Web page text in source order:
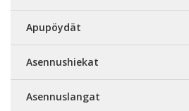
Apupöydät
Asennushiekat
Asennuslangat